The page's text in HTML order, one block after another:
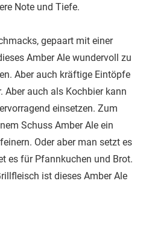
Note und Tiefe.
gepaart mit einer
Amber Ale wundervoll zu
Aber auch kräftige Eintöpfe
Aber auch als Kochbier kann
einsetzen. Zum
Schuss Amber Ale ein
Oder aber man setzt es
es für Pfannkuchen und Brot.
ist dieses Amber Ale